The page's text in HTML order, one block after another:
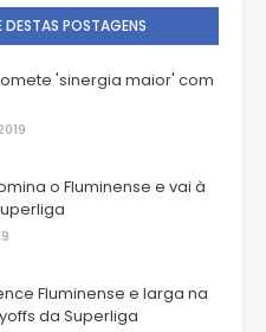
POSTAGENS
'sinergia maior' com
o Fluminense e vai à
Fluminense e larga na
da Superliga